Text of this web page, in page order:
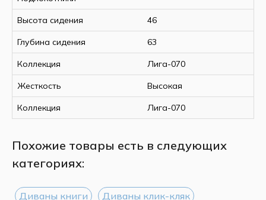
Высота сидения 46
Глубина сидения 63
Коллекция Лига-070
Жесткость Высокая
Коллекция Лига-070
Похожие товары есть в следующих
категориях:
Диваны книги
Диваны клик-кляк